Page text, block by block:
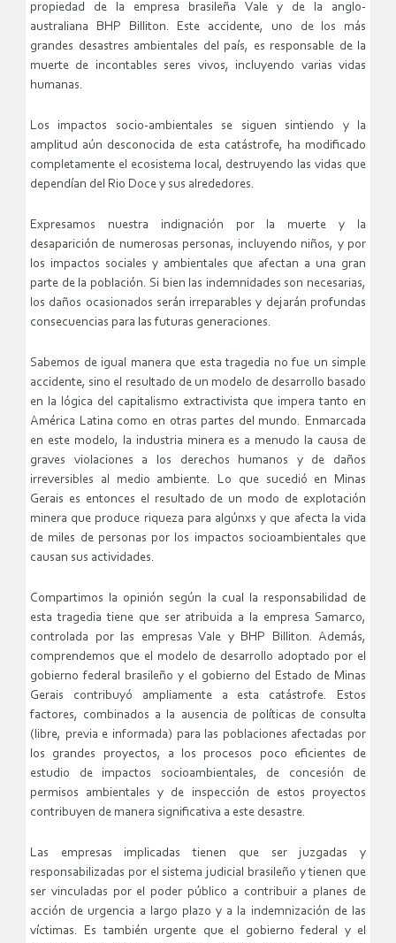
propiedad de la empresa brasileña Vale y de la anglo-
australiana BHP Billiton. Este accidente, uno de los más
grandes desastres ambientales del país, es responsable de la
muerte de incontables seres vivos, incluyendo varias vidas
humanas.
Los impactos socio-ambientales se siguen sintiendo y la
amplitud aún desconocida de esta catástrofe, ha modificado
completamente el ecosistema local, destruyendo las vidas que
dependían del Rio Doce y sus alrededores.
Expresamos nuestra indignación por la muerte y la
desaparición de numerosas personas, incluyendo niños, y por
los impactos sociales y ambientales que afectan a una gran
parte de la población. Si bien las indemnidades son necesarias,
los daños ocasionados serán irreparables y dejarán profundas
consecuencias para las futuras generaciones.
Sabemos de igual manera que esta tragedia no fue un simple
accidente, sino el resultado de un modelo de desarrollo basado
en la lógica del capitalismo extractivista que impera tanto en
América Latina como en otras partes del mundo. Enmarcada
en este modelo, la industria minera es a menudo la causa de
graves violaciones a los derechos humanos y de daños
irreversibles al medio ambiente. Lo que sucedió en Minas
Gerais es entonces el resultado de un modo de explotación
minera que produce riqueza para algúnxs y que afecta la vida
de miles de personas por los impactos socioambientales que
causan sus actividades.
Compartimos la opinión según la cual la responsabilidad de
esta tragedia tiene que ser atribuida a la empresa Samarco,
controlada por las empresas Vale y BHP Billiton. Además,
comprendemos que el modelo de desarrollo adoptado por el
gobierno federal brasileño y el gobierno del Estado de Minas
Gerais contribuyó ampliamente a esta catástrofe. Estos
factores, combinados a la ausencia de políticas de consulta
(libre, previa e informada) para las poblaciones afectadas por
los grandes proyectos, a los procesos poco eficientes de
estudio de impactos socioambientales, de concesión de
permisos ambientales y de inspección de estos proyectos
contribuyen de manera significativa a este desastre.
Las empresas implicadas tienen que ser juzgadas y
responsabilizadas por el sistema judicial brasileño y tienen que
ser vinculadas por el poder público a contribuir a planes de
acción de urgencia a largo plazo y a la indemnización de las
víctimas. Es también urgente que el gobierno federal y el